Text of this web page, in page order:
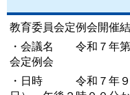
教育委員会定例会開催
・会議名 令和７年第
会定例会
・日時 令和７年９